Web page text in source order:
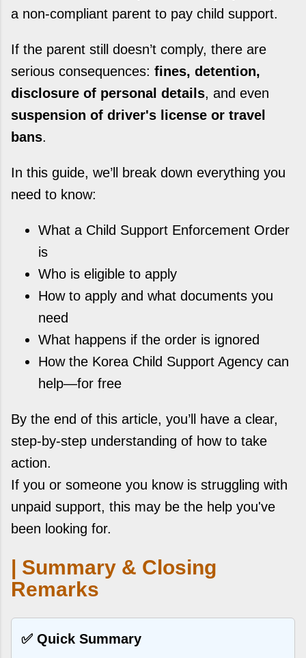
a non-compliant parent to pay child support.
If the parent still doesn’t comply, there are
serious consequences: fines, detention,
disclosure of personal details, and even
suspension of driver's license or travel
bans.
In this guide, we’ll break down everything you
need to know:
What a Child Support Enforcement Order
is
Who is eligible to apply
How to apply and what documents you
need
What happens if the order is ignored
How the Korea Child Support Agency can
help—for free
By the end of this article, you’ll have a clear,
step-by-step understanding of how to take
action.
If you or someone you know is struggling with
unpaid support, this may be the help you've
been looking for.
| Summary & Closing
Remarks
✅ Quick Summary